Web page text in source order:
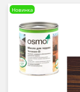
Новинка